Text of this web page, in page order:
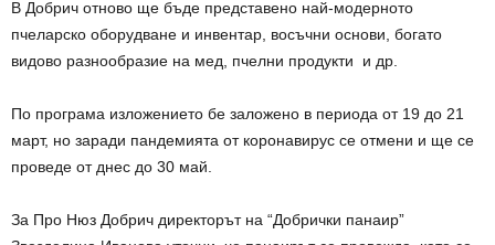
В Добрич отново ще бъде представено най-модерното
пчеларско оборудване и инвентар, восъчни основи, богато
видово разнообразие на мед, пчелни продукти и др.
По програма изложението бе заложено в периода от 19 до 21
март, но заради пандемията от коронавирус се отмени и ще се
проведе от днес до 30 май.
За Про Нюз Добрич директорът на “Добрички панаир”